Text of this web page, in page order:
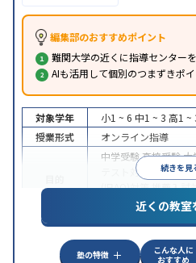
編集部のおすすめポイント
難関大学の近くに指導センター
AIも活用して個別のつまずきポ
続きを見
対象学年 小1 ~ 6 中1 ~ 3 高1 ~
授業形式
オンライン指導
中学受験高校受験大
テスト対策
内申点対
(旧AO)対策推薦入試
(漢字検定)対策
中高一貫校生に対応
可能不登校生に対応
オンライン対応1科
近くの教室
塾の特徴
こんな人に
おすすめ